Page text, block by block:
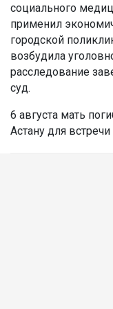
социального
применил
городской
возбудила
расследование
суд.
6 августа мать
Астану для